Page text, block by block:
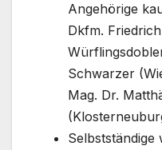
Angehörige
Dkfm.
Schwarzer
Mag. Dr.
Selbstständige